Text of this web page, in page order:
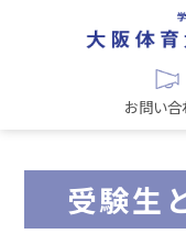
お問い合
受験生